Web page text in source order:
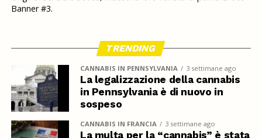
Banner #3.
TRENDING
CANNABIS IN PENNSYLVANIA 3 settimane ago
La legalizzazione della cannabis
in Pennsylvania è di nuovo in
sospeso
CANNABIS IN FRANCIA 3 settimane ago
La multa per la “cannabis” è stata